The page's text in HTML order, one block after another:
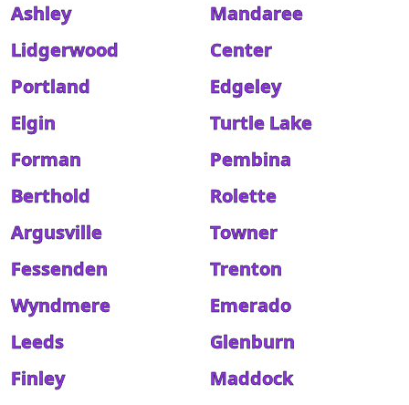
Ashley
Mandaree
Lidgerwood
Center
Portland
Edgeley
Elgin
Turtle Lake
Forman
Pembina
Berthold
Rolette
Argusville
Towner
Fessenden
Trenton
Wyndmere
Emerado
Leeds
Glenburn
Finley
Maddock